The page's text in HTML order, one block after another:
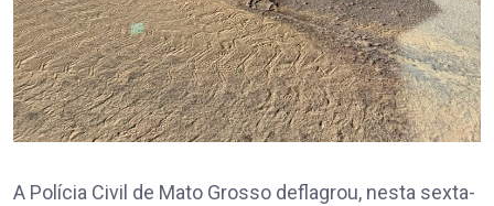
A Polícia Civil de Mato Grosso deflagrou, nesta sexta-